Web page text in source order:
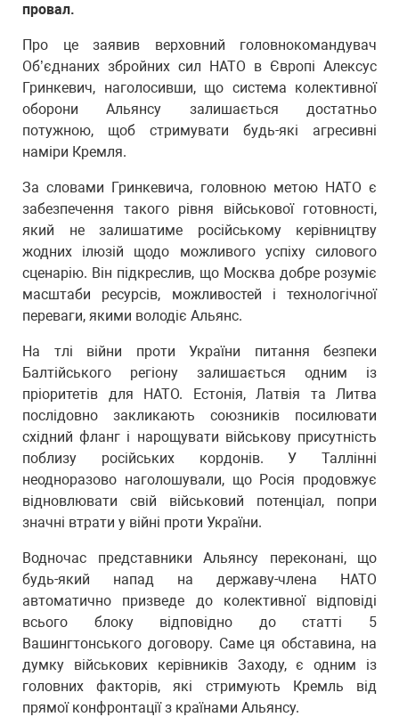
провал.
Про це заявив верховний головнокомандувач
Об’єднаних збройних сил НАТО в Європі Алексус
Гринкевич, наголосивши, що система колективної
оборони Альянсу залишається достатньо
потужною, щоб стримувати будь-які агресивні
наміри Кремля.
За словами Гринкевича, головною метою НАТО є
забезпечення такого рівня військової готовності,
який не залишатиме російському керівництву
жодних ілюзій щодо можливого успіху силового
сценарію. Він підкреслив, що Москва добре розуміє
масштаби ресурсів, можливостей і технологічної
переваги, якими володіє Альянс.
На тлі війни проти України питання безпеки
Балтійського регіону залишається одним із
пріоритетів для НАТО. Естонія, Латвія та Литва
послідовно закликають союзників посилювати
східний фланг і нарощувати військову присутність
поблизу російських кордонів. У Таллінні
неодноразово наголошували, що Росія продовжує
відновлювати свій військовий потенціал, попри
значні втрати у війні проти України.
Водночас представники Альянсу переконані, що
будь-який напад на державу-члена НАТО
автоматично призведе до колективної відповіді
всього блоку відповідно до статті 5
Вашингтонського договору. Саме ця обставина, на
думку військових керівників Заходу, є одним із
головних факторів, які стримують Кремль від
прямої конфронтації з країнами Альянсу.